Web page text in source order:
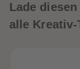
Lade
alle Kreativ-